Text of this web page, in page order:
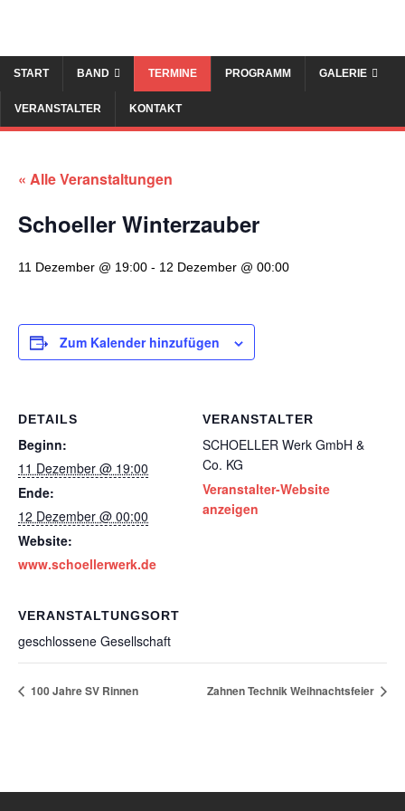
START BAND TERMINE PROGRAMM GALERIE
VERANSTALTER KONTAKT
« Alle Veranstaltungen
Schoeller Winterzauber
11 Dezember @ 19:00 - 12 Dezember @ 00:00
Zum Kalender hinzufügen
DETAILS
Beginn:
11 Dezember @ 19:00
Ende:
12 Dezember @ 00:00
Website:
www.schoellerwerk.de
VERANSTALTER
SCHOELLER Werk GmbH &
Co. KG
Veranstalter-Website
anzeigen
VERANSTALTUNGSORT
geschlossene Gesellschaft
100 Jahre SV Rinnen Zahnen Technik Weihnachtsfeier